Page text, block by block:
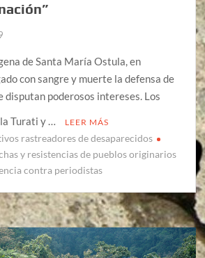
de Santa María Ostula, en
con sangre y muerte la defensa de
disputan poderosos intereses. Los
Turati y …
LEER MÁS
rastreadores de desaparecidos
y resistencias de pueblos originarios
contra periodistas